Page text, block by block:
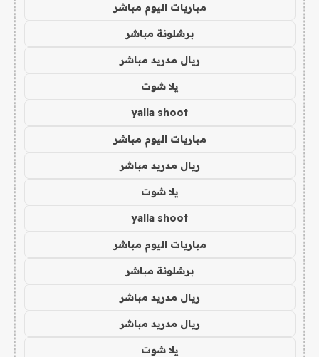
مباريات اليوم مباشر
برشلونة مباشر
ريال مدريد مباشر
يلا شوت
yalla shoot
مباريات اليوم مباشر
ريال مدريد مباشر
يلا شوت
yalla shoot
مباريات اليوم مباشر
برشلونة مباشر
ريال مدريد مباشر
ريال مدريد مباشر
يلا شوت